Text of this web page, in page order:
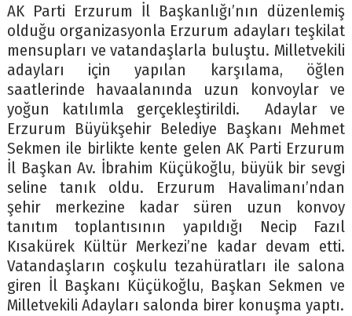
AK Parti Erzurum İl Başkanlığı’nın düzenlemiş
olduğu organizasyonla Erzurum adayları teşkilat
mensupları ve vatandaşlarla buluştu. Milletvekili
adayları için yapılan karşılama, öğlen
saatlerinde havaalanında uzun konvoylar ve
yoğun katılımla gerçekleştirildi. Adaylar ve
Erzurum Büyükşehir Belediye Başkanı Mehmet
Sekmen ile birlikte kente gelen AK Parti Erzurum
İl Başkan Av. İbrahim Küçükoğlu, büyük bir sevgi
seline tanık oldu. Erzurum Havalimanı’ndan
şehir merkezine kadar süren uzun konvoy
tanıtım toplantısının yapıldığı Necip Fazıl
Kısakürek Kültür Merkezi’ne kadar devam etti.
Vatandaşların coşkulu tezahüratları ile salona
giren İl Başkanı Küçükoğlu, Başkan Sekmen ve
Milletvekili Adayları salonda birer konuşma yaptı.